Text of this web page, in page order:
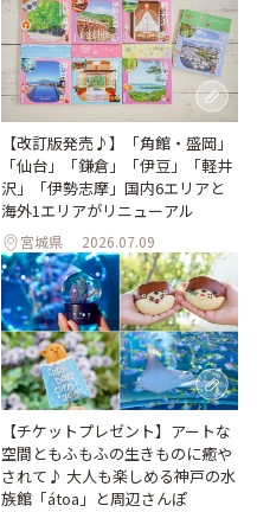
【改訂版発売♪】「角館・盛岡」
「仙台」「鎌倉」「伊豆」「軽井
沢」「伊勢志摩」国内6エリアと
海外1エリアがリニューアル
宮城県 2026.07.09
【チケットプレゼント】アートな
空間ともふもふの生きものに癒や
されて♪ 大人も楽しめる神戸の水
族館「átoa」と周辺さんぽ